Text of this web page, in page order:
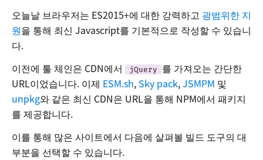
오늘날 브라우저는 ES2015+에 대한 강력하고 광범위한 지
원을 통해 최신 Javascript를 기본적으로 작성할 수 있습니
다.
이전에 툴 체인은 CDN에서
jQuery
를 가져오는 간단한
URL이었습니다. 이제 ESM.sh, Sky pack,JSMPM 및
unpkg와 같은 최신 CDN은 URL을 통해 NPM에서 패키지
를 제공합니다.
이를 통해 많은 사이트에서 다음에 살펴볼 빌드 도구의 대
부분을 선택할 수 있습니다.